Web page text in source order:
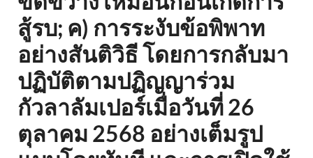
สู้รบ; ค) การระงับข้อพิพาท
อย่างสันติวิธี โดยการกลับมา
ปฏิบัติตามปฏิญญาร่วม
กัวลาลัมเปอร์เมื่อวันที่ 26
ตุลาคม 2568 อย่างเต็มรูป